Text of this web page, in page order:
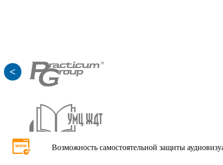
<
Возможность самостоятельной защиты